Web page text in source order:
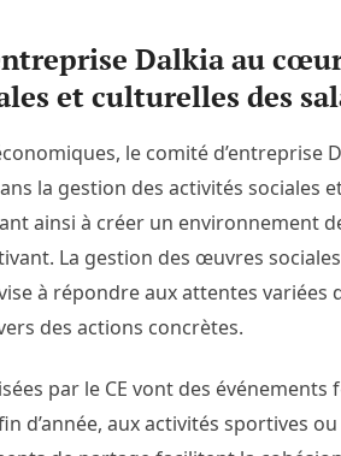
Dalkia au
et culturelles des
le comité d’entreprise
la gestion des activités sociales
ainsi à créer un environnement
La gestion des œuvres
à répondre aux attentes variées
des actions concrètes.
par le CE vont des événements
d’année, aux activités sportives ou